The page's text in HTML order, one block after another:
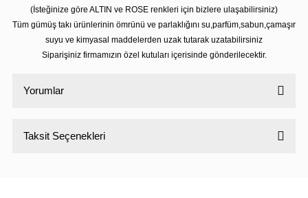
(İsteğinize göre ALTIN ve ROSE renkleri için bizlere ulaşabilirsiniz)
Tüm gümüş takı ürünlerinin ömrünü ve parlaklığını su,parfüm,sabun,çamaşır
suyu ve kimyasal maddelerden uzak tutarak uzatabilirsiniz
Siparişiniz firmamızın özel kutuları içerisinde gönderilecektir.
Yorumlar
Taksit Seçenekleri